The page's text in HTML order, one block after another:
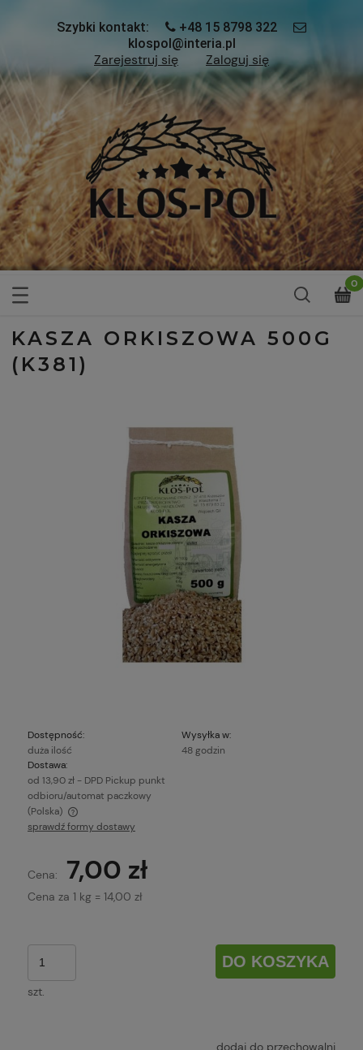
Szybki kontakt:
+48 15 8798 322
klospol@interia.pl
Zarejestruj się Zaloguj się
KASZA ORKISZOWA 500G
(K381)
Dostępność:
duża ilość
Wysyłka w:
48 godzin
Dostawa:
od 13,90 zł - DPD Pickup punkt
odbioru/automat paczkowy
(Polska)
Cena nie zawiera ewentualnych kosztów płatności
sprawdź formy dostawy
Cena: 7,00 zł
Cena za 1 kg = 14,00 zł
szt.
DO KOSZYKA
dodaj do przechowalni